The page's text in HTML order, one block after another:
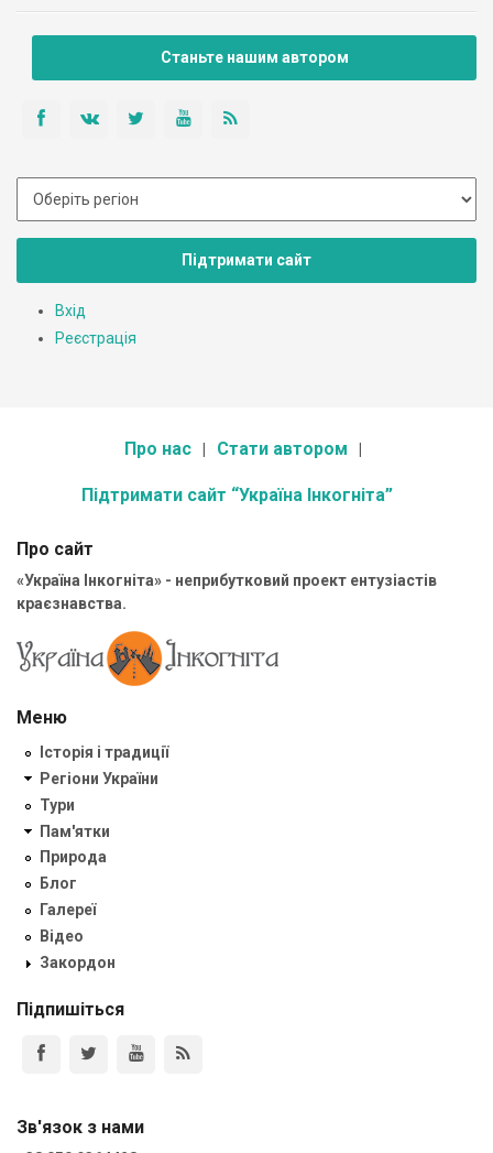
Станьте нашим автором
Підтримати сайт
Вхід
Реєстрація
Про нас Стати автором
Підтримати сайт “Україна Інкогніта”
Про сайт
«Україна Інкогніта» - неприбутковий проект ентузіастів
краєзнавства.
Меню
Історія і традиції
Регіони України
Тури
Пам'ятки
Природа
Блог
Галереї
Відео
Закордон
Підпишіться
Зв'язок з нами